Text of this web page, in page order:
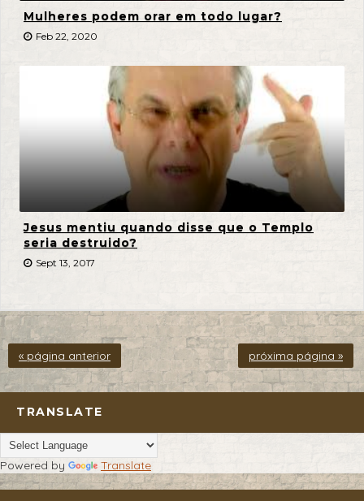
Mulheres podem orar em todo lugar?
Feb 22, 2020
Jesus mentiu quando disse que o Templo
seria destruido?
Sept 13, 2017
« página anterior próxima página »
TRANSLATE
Powered by Translate